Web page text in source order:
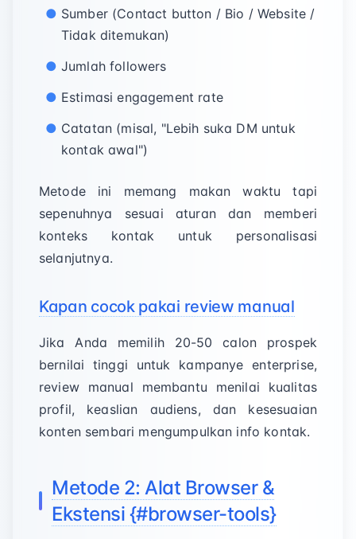
Sumber (Contact button / Bio / Website /
Tidak ditemukan)
Jumlah followers
Estimasi engagement rate
Catatan (misal, "Lebih suka DM untuk
kontak awal")
Metode ini memang makan waktu tapi
sepenuhnya sesuai aturan dan memberi
konteks kontak untuk personalisasi
selanjutnya.
Kapan cocok pakai review manual
Jika Anda memilih 20-50 calon prospek
bernilai tinggi untuk kampanye enterprise,
review manual membantu menilai kualitas
profil, keaslian audiens, dan kesesuaian
konten sembari mengumpulkan info kontak.
Metode 2: Alat Browser &
Ekstensi {#browser-tools}